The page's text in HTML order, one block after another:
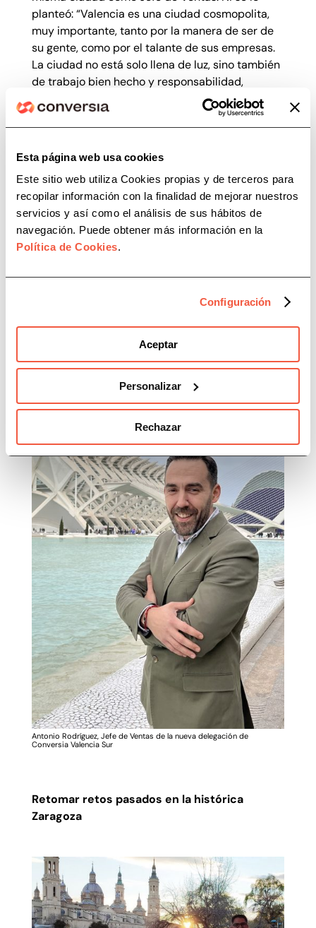
Esta página web usa cookies
Este sitio web utiliza Cookies propias y de terceros para
recopilar información con la finalidad de mejorar nuestros
servicios y así como el análisis de sus hábitos de
navegación. Puede obtener más información en la
Política de Cookies.
Configuración
Aceptar
Personalizar
Rechazar
planteó: “Valencia es una ciudad cosmopolita,
muy importante, tanto por la manera de ser de
su gente, como por el talante de sus empresas.
La ciudad no está solo llena de luz, sino también
de trabajo bien hecho y responsabilidad,
consiguiendo todos los retos necesarios que la
diferencian de las demás. Por lo tanto, lo tengo
fácil en este nuevo puesto, si sigo su ejemplo”.
Antonio ya dirige Valencia Sur con el cometido
de continuar la labor desempeñada por sus
antiguos compañer@s. Destaca que la ciudad
cuenta con “empresas responsables y
comprometidas, que en todo momento están
abiertas a colmar sus proyectos en una
reñida con la responsabilidad legal, sino al
contrario, ya que el cumplimiento normativo
debe ser entendido como un beneficio para
cualquier empresa”.
Antonio Rodríguez, Jefe de Ventas de la nueva delegación de
Conversia Valencia Sur
Retomar retos pasados en la histórica
Zaragoza